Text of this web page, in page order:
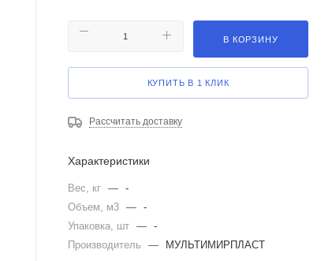
В КОРЗИНУ
КУПИТЬ В 1 КЛИК
Рассчитать доставку
Характеристики
Вес, кг — -
Объем, м3 — -
Упаковка, шт — -
Производитель
— МУЛЬТИМИРПЛАСТ